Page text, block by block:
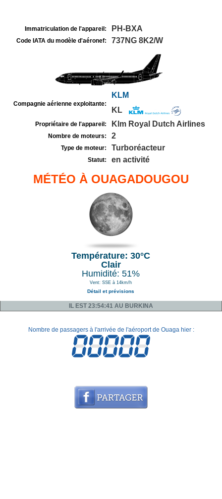
Immatriculation de l'appareil: PH-BXA
Code IATA du modèle d'aéronef: 737NG 8K2/W
Compagnie aérienne exploitante:
KLM
KL
Propriétaire de l'appareil: Klm Royal Dutch Airlines
Nombre de moteurs: 2
Type de moteur: Turboréacteur
Statut: en activité
MÉTÉO À OUAGADOUGOU
Température: 30°C
Clair
Humidité: 51%
Vent: SSE à 14km/h
Détail et prévisions
IL EST 23:54:41 AU BURKINA
Nombre de passagers à l'arrivée de l'aéroport de Ouaga hier :